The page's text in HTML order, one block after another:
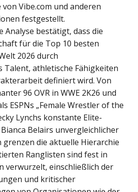
Vibe.com und anderen
festgestellt.
Analyse bestätigt, dass die
für die Top 10 besten
2026 durch
Talent, athletische Fähigkeiten
definiert wird. Von
96 OVR in WWE 2K26 und
ESPNs „Female Wrestler of the
Lynchs konstante Elite-
Belairs unvergleichlicher
grenzen die aktuelle Hierarchie
Ranglisten sind fest in
verwurzelt, einschließlich der
und kritischer